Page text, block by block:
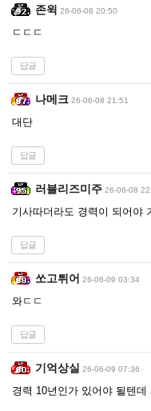
존윅 26-06-08 20:50
ㄷㄷㄷ
답글
나메크 26-06-08 21:51
대단
답글
러블리즈미주 26-06-08
기사따더라도 경력이 되어야
답글
쏘고튀어 26-06-09 03:34
와ㄷㄷ
답글
기억상실 26-06-09 07:36
경력 10년인가 있어야 될텐